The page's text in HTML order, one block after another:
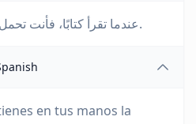
عندما تقرأ كتابًا، فأنت تحمل عقل شخص آخر في يديك.
en tus manos la